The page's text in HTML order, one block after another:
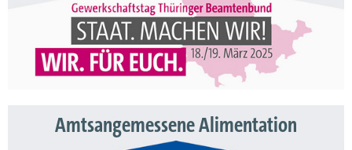
Amtsangemessene Alimentation